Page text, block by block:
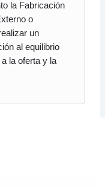
la Fabricación
o
un
al equilibrio
la oferta y la